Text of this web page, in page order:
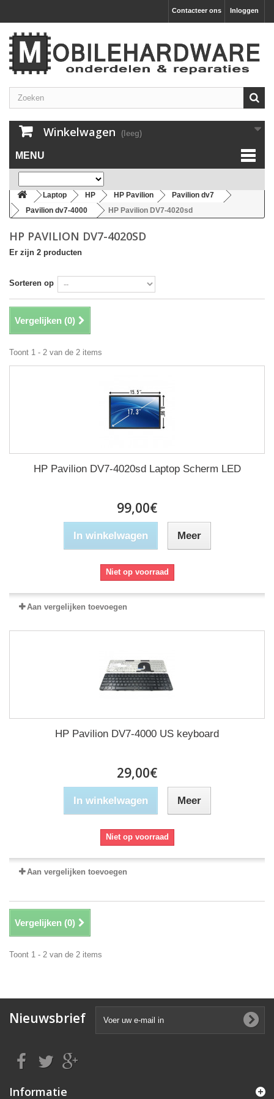
Inloggen
Contacteer ons
Winkelwagen (leeg)
MENU
Laptop HP HP Pavilion
Pavilion dv7
Pavilion dv7-4000
HP Pavilion DV7-4020sd
HP PAVILION DV7-4020SD
Er zijn 2 producten
Sorteren op
Vergelijken (0)
Toont 1 - 2 van de 2 items
HP Pavilion DV7-4020sd Laptop Scherm LED
99,00€
In winkelwagen Meer
Niet op voorraad
Aan vergelijken toevoegen
HP Pavilion DV7-4000 US keyboard
29,00€
In winkelwagen Meer
Niet op voorraad
Aan vergelijken toevoegen
Vergelijken (0)
Toont 1 - 2 van de 2 items
Nieuwsbrief
Informatie